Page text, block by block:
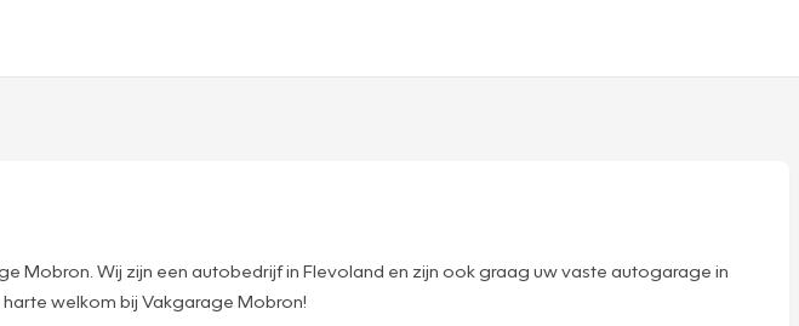
Mobron. Wij zijn een autobedrijf in Flevoland en zijn ook graag uw vaste autogarage in
welkom bij Vakgarage Mobron!